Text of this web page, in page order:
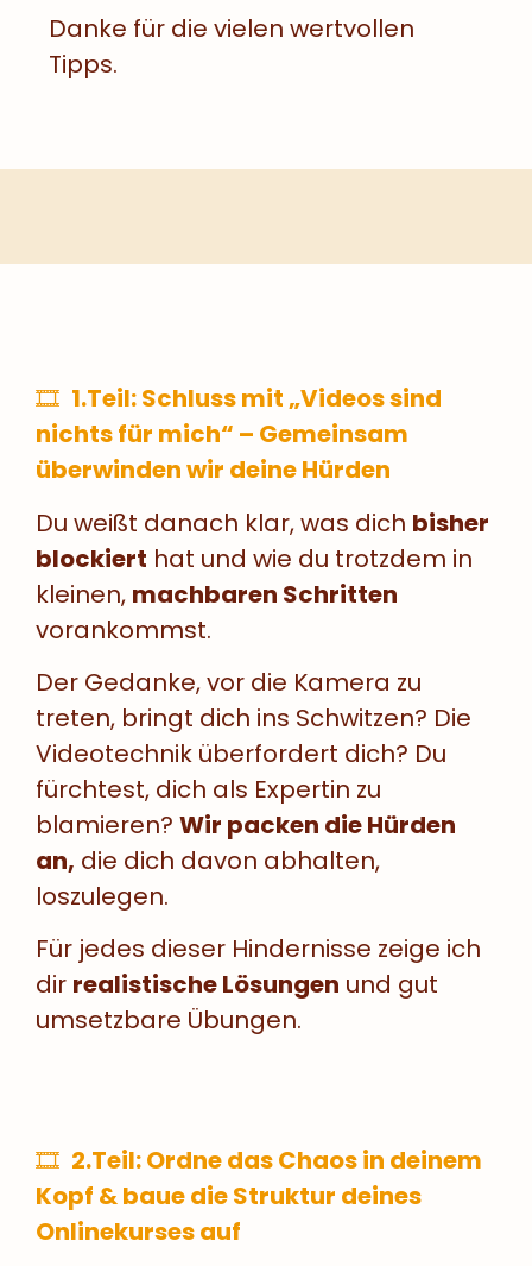
Danke für die vielen wertvollen
Tipps.
🎞 1.Teil: Schluss mit „Videos sind
nichts für mich“ – Gemeinsam
überwinden wir deine Hürden
Du weißt danach klar, was dich bisher
blockiert hat und wie du trotzdem in
kleinen, machbaren Schritten
vorankommst.
Der Gedanke, vor die Kamera zu
treten, bringt dich ins Schwitzen? Die
Videotechnik überfordert dich? Du
fürchtest, dich als Expertin zu
blamieren? Wir packen die Hürden
an, die dich davon abhalten,
loszulegen.
Für jedes dieser Hindernisse zeige ich
dir realistische Lösungen und gut
umsetzbare Übungen.
🎞 2.Teil: Ordne das Chaos in deinem
Kopf & baue die Struktur deines
Onlinekurses auf